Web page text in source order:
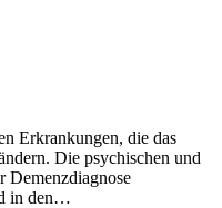
Erkrankungen, die das
Die psychischen und
Demenzdiagnose
in den…